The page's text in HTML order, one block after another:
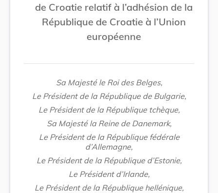
de Croatie relatif à l’adhésion de la
République de Croatie à l’Union
européenne
Sa Majesté le Roi des Belges,
Le Président de la République de Bulgarie,
Le Président de la République tchèque,
Sa Majesté la Reine de Danemark,
Le Président de la République fédérale
d’Allemagne,
Le Président de la République d’Estonie,
Le Président d’Irlande,
Le Président de la République hellénique,